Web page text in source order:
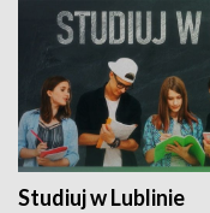
Studiuj w Lublinie